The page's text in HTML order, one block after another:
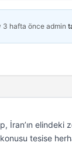
3 hafta önceadmin
İran’ın
tesise